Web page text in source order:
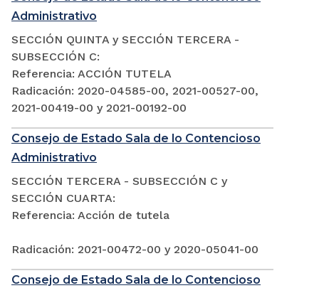
Administrativo
SECCIÓN QUINTA y SECCIÓN TERCERA -
SUBSECCIÓN C:
Referencia: ACCIÓN TUTELA
Radicación: 2020-04585-00, 2021-00527-00,
2021-00419-00 y 2021-00192-00
Consejo de Estado Sala de lo Contencioso
Administrativo
SECCIÓN TERCERA - SUBSECCIÓN C y
SECCIÓN CUARTA:
Referencia: Acción de tutela
Radicación: 2021-00472-00 y 2020-05041-00
Consejo de Estado Sala de lo Contencioso